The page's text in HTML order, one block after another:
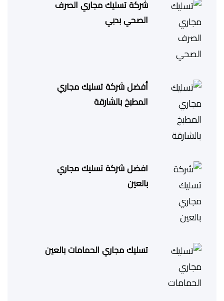
شركة تسليك مجاري الصرف
الصحي بدبي
أفضل شركة تسليك مجاري
المطبخ بالشارقة
افضل شركة تسليك مجاري
بالعين
تسليك مجاري الحمامات بالعين